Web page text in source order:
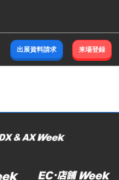
出展資料請求 来場登録